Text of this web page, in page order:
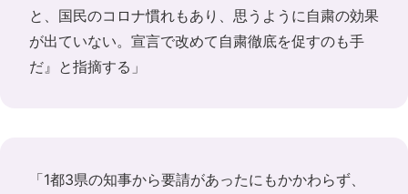
と、国民のコロナ慣れもあり、思うように自粛の効果
が出ていない。宣言で改めて自粛徹底を促すのも手
だ』と指摘する」
「1都3県の知事から要請があったにもかかわらず、